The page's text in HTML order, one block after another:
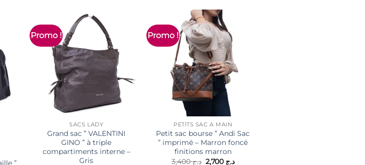
”
Promo !
SACS LADY
Grand sac ” VALENTINI
GINO ” à triple
compartiments interne –
Gris
Promo !
PETITS SAC À MAIN
Petit sac bourse ” Andi Sac
” imprimé – Marron foncé
finitions marron
د.ج3,400 Le د.ج 2,700 Le